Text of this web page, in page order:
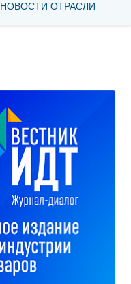
НОВОСТИ ОТРАСЛИ